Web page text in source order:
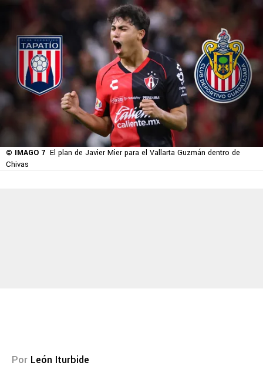
© IMAGO 7 El plan de Javier Mier para el Vallarta Guzmán dentro de
Chivas
Por León Iturbide